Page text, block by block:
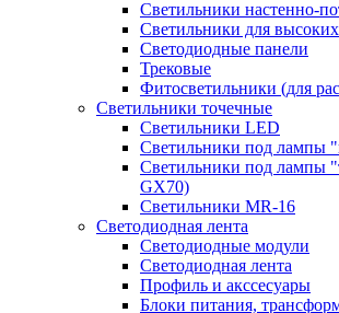
Светильники настенно-
Светильники для
Светодиодные панели
Трековые
Фитосветильники (для
Светильники точечные
Светильники LED
Светильники под лампы
Светильники под лампы
GX70)
Светильники MR-16
Светодиодная лента
Светодиодные модули
Светодиодная лента
Профиль и акссесуары
Блоки питания,